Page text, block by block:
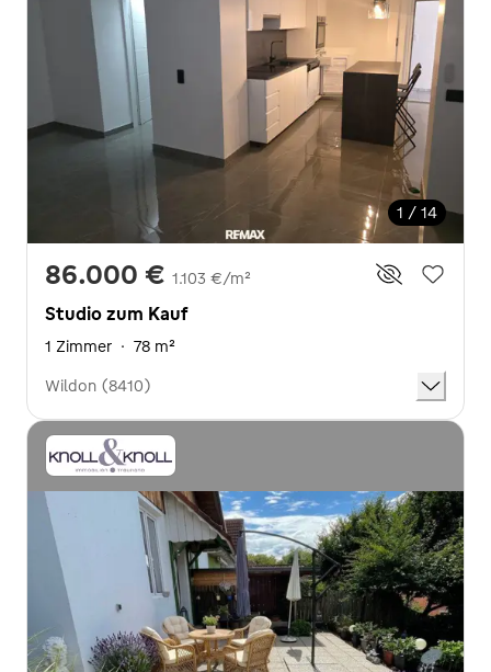
1 / 14
86.000 € 1.103 €/m²
Studio zum Kauf
1 Zimmer · 78 m²
Wildon (8410)